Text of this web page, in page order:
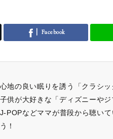
Facebook
地の良い眠りを誘う「クラシッ
供が大好きな「ディズニーやジ
POPなどママが普段から聴いて
！